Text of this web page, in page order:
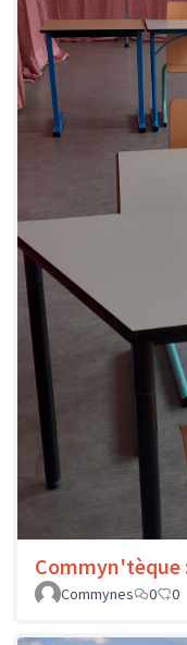
Commyn'tèque
Commynes
0 0